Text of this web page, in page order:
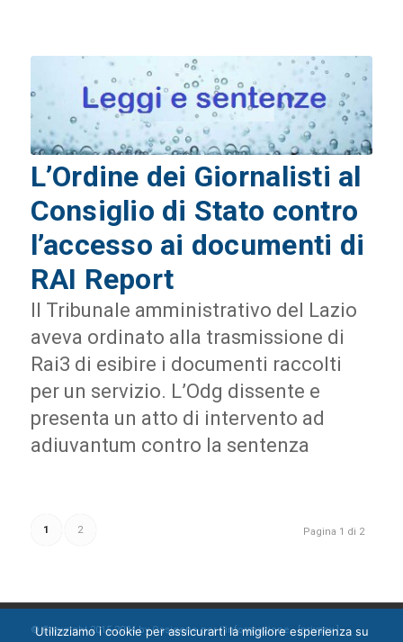
L’Ordine dei Giornalisti al
Consiglio di Stato contro
l’accesso ai documenti di
RAI Report
Il Tribunale amministrativo del Lazio
aveva ordinato alla trasmissione di
Rai3 di esibire i documenti raccolti
per un servizio. L’Odg dissente e
presenta un atto di intervento ad
adiuvantum contro la sentenza
Pagina 1 di 2
1 2
© Copyright 2015-2024 by Ossigeno per l'informazione [privacy]
Utilizziamo i cookie per assicurarti la migliore esperienza su